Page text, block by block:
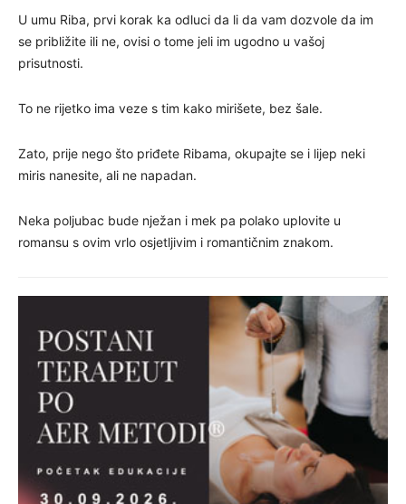
U umu Riba, prvi korak ka odluci da li da vam dozvole da im
se približite ili ne, ovisi o tome jeli im ugodno u vašoj
prisutnosti.
To ne rijetko ima veze s tim kako mirišete, bez šale.
Zato, prije nego što priđete Ribama, okupajte se i lijep neki
miris nanesite, ali ne napadan.
Neka poljubac bude nježan i mek pa polako uplovite u
romansu s ovim vrlo osjetljivim i romantičnim znakom.